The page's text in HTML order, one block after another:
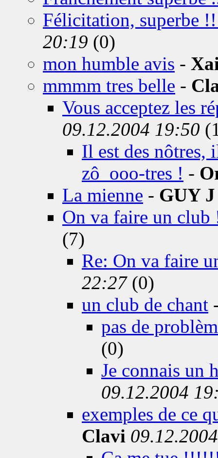
Félicitation, superbe
20:19 (0)
mon humble avis -
mmmm tres belle -
Vous acceptez les
09.12.2004 19:50
Il est des nôtres,
zô_ooo-tres ! -
La mienne - GUY J
On va faire un club
(7)
Re: On va faire
22:27(0)
un club de chant
pas de
(0)
Je connais un
09.12.2004
exemples de ce
Clavi